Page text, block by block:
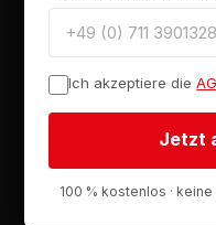
Ich akzeptiere die
Jetzt
100 % kostenlos ·